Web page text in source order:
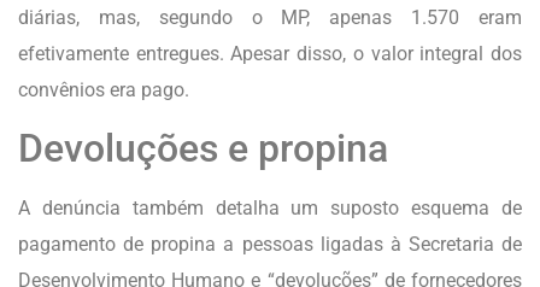
diárias, mas, segundo o MP, apenas 1.570 eram
efetivamente entregues. Apesar disso, o valor integral dos
convênios era pago.
Devoluções e propina
A denúncia também detalha um suposto esquema de
pagamento de propina a pessoas ligadas à Secretaria de
Desenvolvimento Humano e “devoluções” de fornecedores